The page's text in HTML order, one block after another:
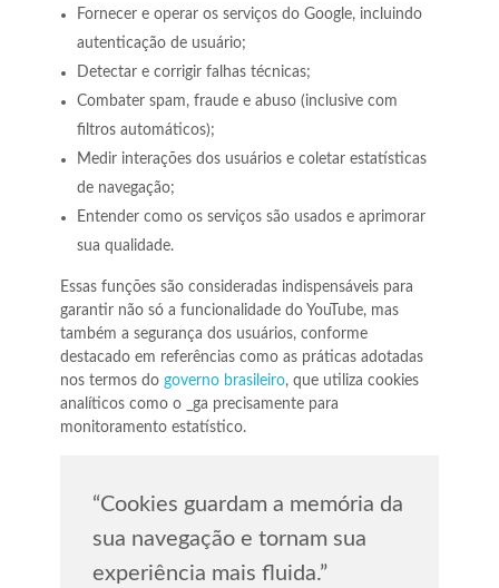
Fornecer e operar os serviços do Google, incluindo
autenticação de usuário;
Detectar e corrigir falhas técnicas;
Combater spam, fraude e abuso (inclusive com
filtros automáticos);
Medir interações dos usuários e coletar estatísticas
de navegação;
Entender como os serviços são usados e aprimorar
sua qualidade.
Essas funções são consideradas indispensáveis para
garantir não só a funcionalidade do YouTube, mas
também a segurança dos usuários, conforme
destacado em referências como as práticas adotadas
nos termos do governo brasileiro, que utiliza cookies
analíticos como o
_ga precisamente para
monitoramento estatístico.
“Cookies guardam a memória da
sua navegação e tornam sua
experiência mais fluida.”